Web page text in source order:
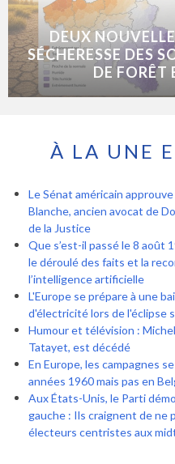
DEUX
SÉCHERESSE DES
DE FORÊT
À LA UNE
Le Sénat américain
Blanche, ancien avocat de
de la Justice
Que s’est-il passé le 8 août
le déroulé des faits et la
l’intelligence artificielle
L'Europe se prépare à une
d'électricité lors de l'éclipse
Humour et télévision :
Tatayet, est décédé
En Europe, les campagnes
années 1960 mais pas en
Aux États-Unis, le Parti
gauche : Ils craignent de ne
électeurs centristes aux